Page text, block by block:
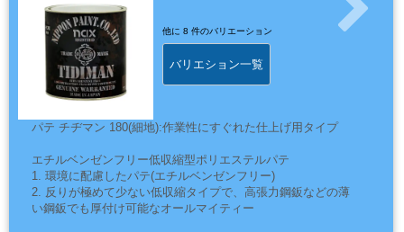
用意いたします。
他に 8 件のバリエーション
バリエション一覧
パテ チヂマン 180(細地):作業性にすぐれた仕上げ用タイプ
エチルベンゼンフリー低収縮型ポリエステルパテ
1. 環境に配慮したパテ(エチルベンゼンフリー)
2. 反りが極めて少ない低収縮タイプで、高張力鋼鈑などの薄
い鋼鈑でも厚付け可能なオールマイティー